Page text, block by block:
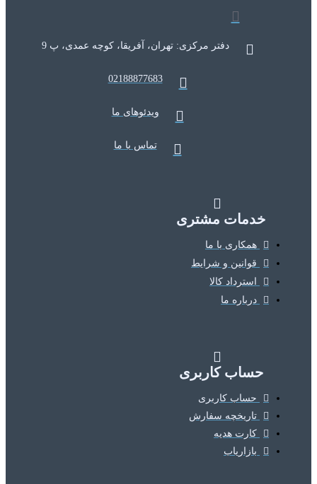
دفتر مرکزی: تهران، آفریقا، کوچه عمدی، پ 9
02188877683
ویدئوهای ما
تماس با ما
خدمات مشتری
همکاری با ما
قوانین و شرایط
استرداد کالا
درباره ما
حساب کاربری
حساب کاربری
تاریخچه سفارش
کارت هدیه
بازاریاب